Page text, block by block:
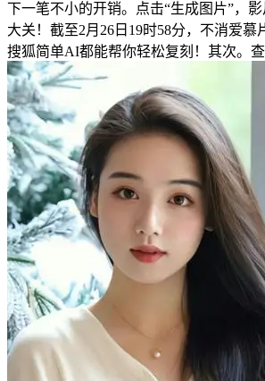
下一笔不小的开销。点击“生成图片”，
大关！截至2月26日19时58分，不消爱慕
搜狐简单AI都能帮你轻松复刻！其次。